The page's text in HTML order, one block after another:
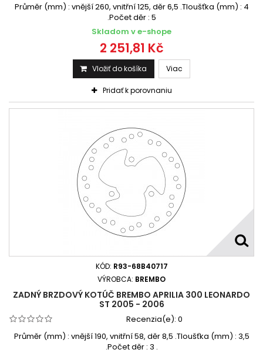
Průměr (mm) : vnější 260, vnitřní 125, děr 6,5 .Tloušťka (mm) : 4
.Počet děr : 5
Skladom v e-shope
2 251,81 Kč
Vložiť do košíka Viac
Pridať k porovnaniu
KÓD: R93-68B40717
VÝROBCA: BREMBO
ZADNÝ BRZDOVÝ KOTÚČ BREMBO APRILIA 300 LEONARDO
ST 2005 - 2006
Recenzia(e): 0
Průměr (mm) : vnější 190, vnitřní 58, děr 8,5 .Tloušťka (mm) : 3,5
.Počet děr : 3 .